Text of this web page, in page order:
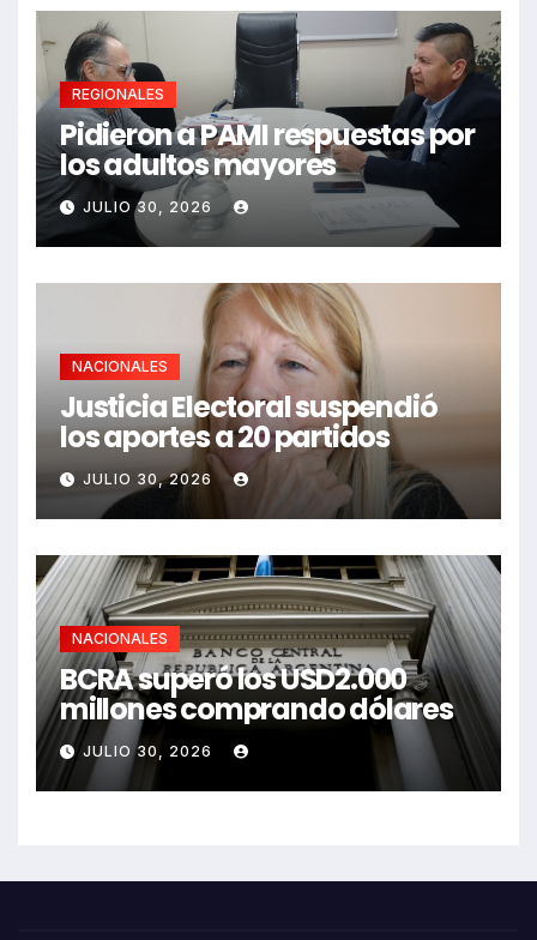
REGIONALES
Pidieron a PAMI respuestas por
los adultos mayores
JULIO 30, 2026
NACIONALES
Justicia Electoral suspendió
los aportes a 20 partidos
JULIO 30, 2026
NACIONALES
BCRA superó los USD2.000
millones comprando dólares
JULIO 30, 2026